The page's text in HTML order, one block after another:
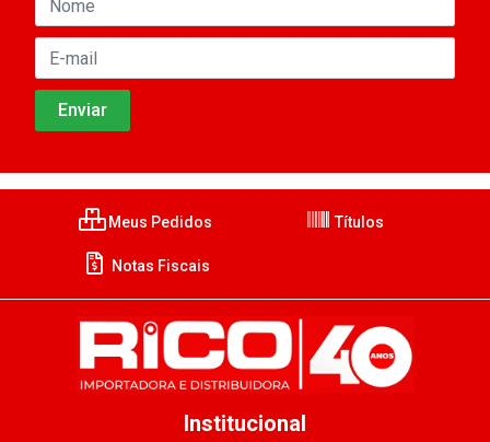
Meus Pedidos Títulos
Notas Fiscais
Institucional